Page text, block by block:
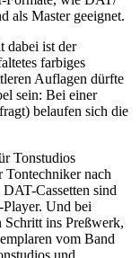
als Master geeignet.
dabei ist der
farbiges
Auflagen dürfte
sein: Bei einer
belaufen sich die
Tonstudios
Tontechniker nach
Cassetten sind
Und bei
Schritt ins Preßwerk,
vom Band
und